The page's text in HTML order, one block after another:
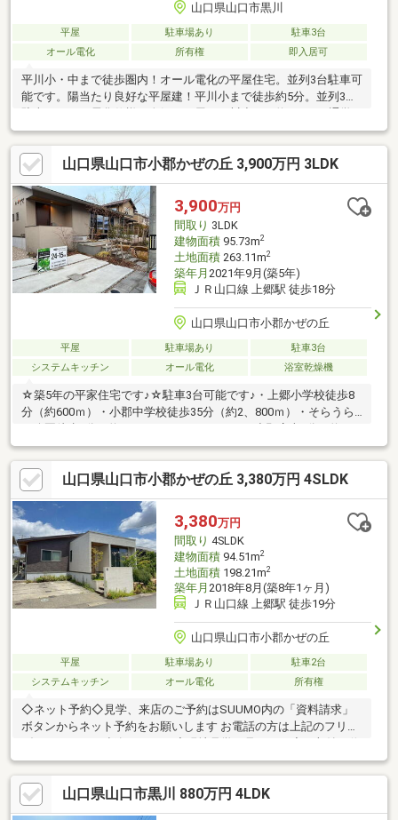
山口県山口市黒川
平屋 駐車場あり
駐車3台
オール電化
所有権 即入居可
平川小・中まで徒歩圏内！オール電化の平屋住宅。並列3台駐車可
能です。陽当たり良好な平屋建！平川小まで徒歩約5分。並列3台
も安心。並列駐車3台可＆オール電化。
山口県山口市小郡かぜの丘 3,900万円 3LDK
3,900万円
間取り 3LDK
建物面積95.73m2
土地面積263.11m2
築年月 2021年9月(築5年)
ＪＲ山口線 上郷駅 徒歩18分
山口県山口市小郡かぜの丘
平屋 駐車場あり
駐車3台
システムキッチン
オール電化 浴室乾燥機
☆築5年の平家住宅です♪☆駐車3台可能です♪・上郷小学校徒歩8
分（約600ｍ）・小郡中学校徒歩35分（約2、800ｍ）・そらうら
ら公園徒歩3分（約300ｍ）・ウエスタまるき小郡店車5分（約1、
600ｍ）
山口県山口市小郡かぜの丘 3,380万円 4SLDK
3,380万円
間取り 4SLDK
建物面積94.51m2
土地面積198.21m2
築年月 2018年8月(築8年1ヶ月)
ＪＲ山口線 上郷駅 徒歩19分
山口県山口市小郡かぜの丘
平屋 駐車場あり
駐車2台
システムキッチン
オール電化 所有権
◇ネット予約◇見学、来店のご予約はSUUMO内の「資料請求」
ボタンからネット予約をお願いします お電話の方は上記のフリー
置や陽当たりを現地でお確かめください ・スマートフォンやデジ
カメで物件を撮影いただくことも可能です 【なんでもご相談くだ
さい！】 ・家を買うにはどのくらいの期間と費用がかかるのかし
ら？ ・マンションと戸建はどちらがいいの？ ・他にも借入がある
山口県山口市黒川 880万円 4LDK